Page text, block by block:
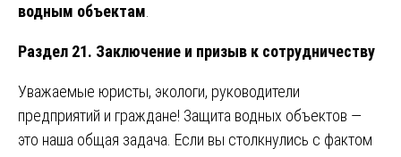
водным объектам
Раздел 21. Заключение и призыв к сотрудничеству
Уважаемые юристы, экологи, руководители
предприятий и граждане! Защита водных объектов —
это наша общая задача. Если вы столкнулись с фактом